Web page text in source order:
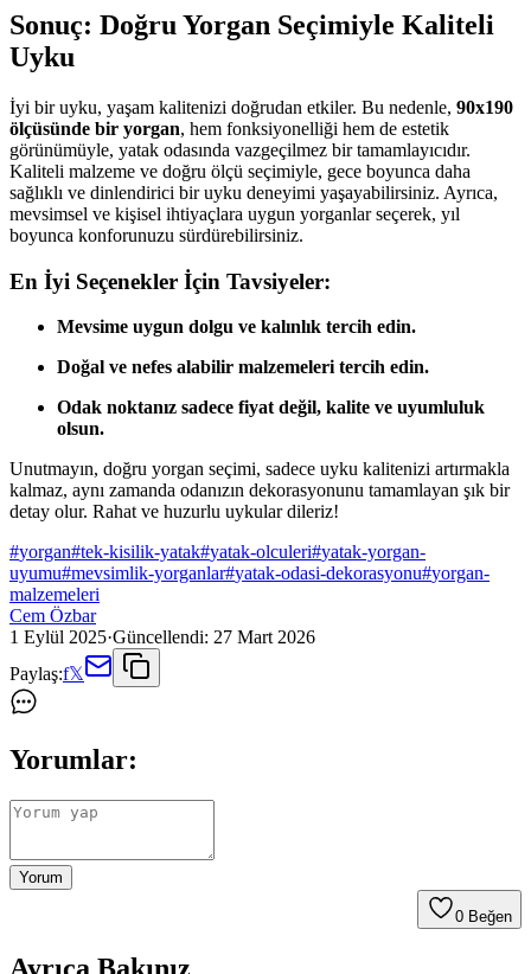
Sonuç: Doğru Yorgan Seçimiyle Kaliteli
Uyku
İyi bir uyku, yaşam kalitenizi doğrudan etkiler. Bu nedenle, 90x190
ölçüsünde bir yorgan, hem fonksiyonelliği hem de estetik
görünümüyle, yatak odasında vazgeçilmez bir tamamlayıcıdır.
Kaliteli malzeme ve doğru ölçü seçimiyle, gece boyunca daha
sağlıklı ve dinlendirici bir uyku deneyimi yaşayabilirsiniz. Ayrıca,
mevsimsel ve kişisel ihtiyaçlara uygun yorganlar seçerek, yıl
boyunca konforunuzu sürdürebilirsiniz.
En İyi Seçenekler İçin Tavsiyeler:
Mevsime uygun dolgu ve kalınlık tercih edin.
Doğal ve nefes alabilir malzemeleri tercih edin.
Odak noktanız sadece fiyat değil, kalite ve uyumluluk
olsun.
Unutmayın, doğru yorgan seçimi, sadece uyku kalitenizi artırmakla
kalmaz, aynı zamanda odanızın dekorasyonunu tamamlayan şık bir
detay olur. Rahat ve huzurlu uykular dileriz!
#yorgan#tek-kisilik-yatak#yatak-olculeri#yatak-yorgan-
uyumu#mevsimlik-yorganlar#yatak-odasi-dekorasyonu#yorgan-
malzemeleri
Cem Özbar
1 Eylül 2025·Güncellendi: 27 Mart 2026
Paylaş:f𝕏
Yorumlar:
Yorum
0 Beğen